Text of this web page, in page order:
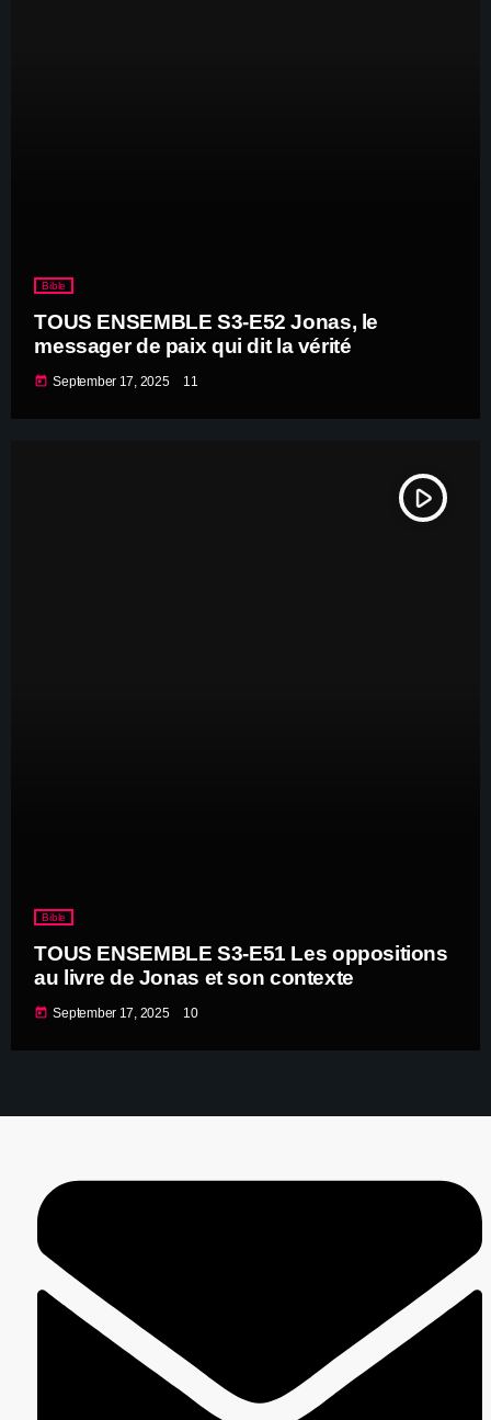
Bible
TOUS ENSEMBLE S3-E52 Jonas, le
messager de paix qui dit la vérité
today September 17, 2025 11
play_arrow
Bible
TOUS ENSEMBLE S3-E51 Les oppositions
au livre de Jonas et son contexte
today September 17, 2025 10